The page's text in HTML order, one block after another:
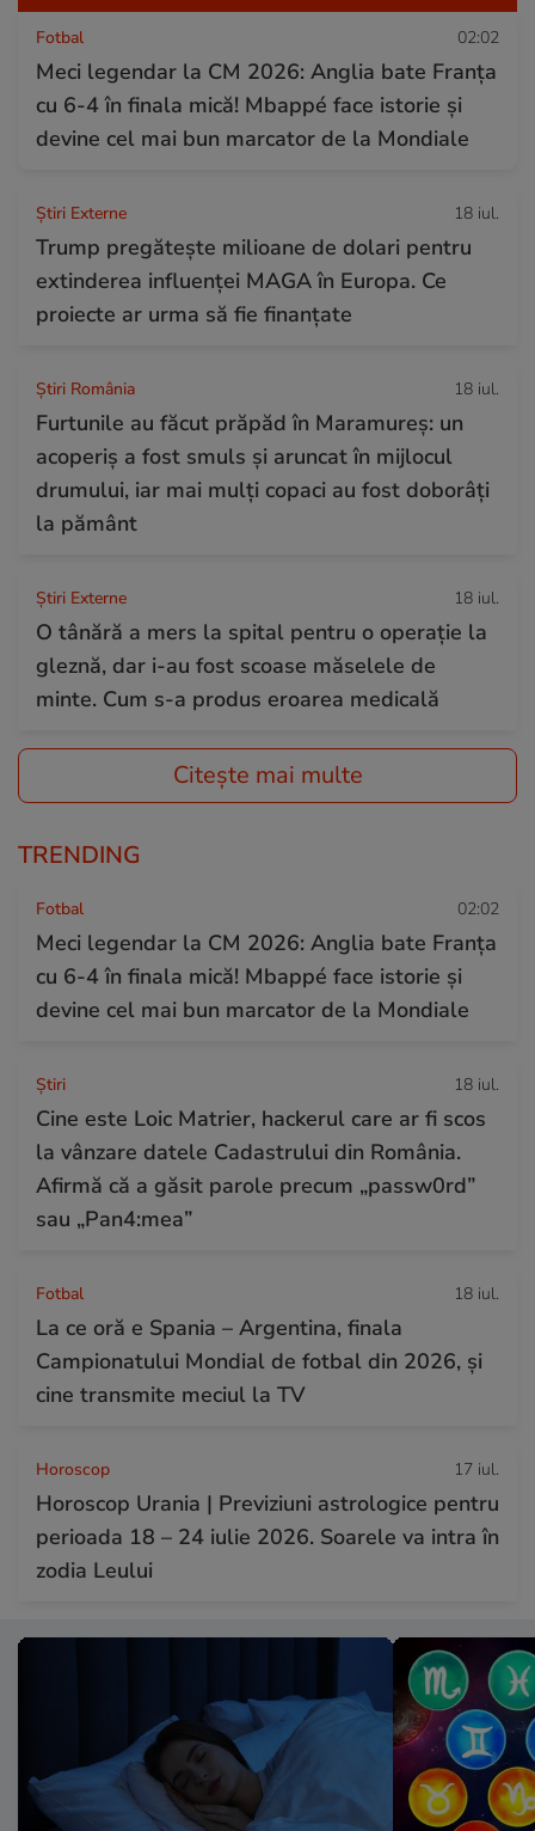
Fotbal 02:02
Meci legendar la CM 2026: Anglia bate Franța
cu 6-4 în finala mică! Mbappé face istorie și
devine cel mai bun marcator de la Mondiale
Știri Externe 18 iul.
Trump pregătește milioane de dolari pentru
extinderea influenței MAGA în Europa. Ce
proiecte ar urma să fie finanțate
Știri România 18 iul.
Furtunile au făcut prăpăd în Maramureș: un
acoperiș a fost smuls și aruncat în mijlocul
drumului, iar mai mulți copaci au fost doborâți
la pământ
Știri Externe 18 iul.
O tânără a mers la spital pentru o operație la
gleznă, dar i-au fost scoase măselele de
minte. Cum s-a produs eroarea medicală
Citește mai multe
TRENDING
Fotbal 02:02
Meci legendar la CM 2026: Anglia bate Franța
cu 6-4 în finala mică! Mbappé face istorie și
devine cel mai bun marcator de la Mondiale
Ştiri 18 iul.
Cine este Loic Matrier, hackerul care ar fi scos
la vânzare datele Cadastrului din România.
Afirmă că a găsit parole precum „passw0rd”
sau „Pan4:mea”
Fotbal 18 iul.
La ce oră e Spania – Argentina, finala
Campionatului Mondial de fotbal din 2026, și
cine transmite meciul la TV
Horoscop 17 iul.
Horoscop Urania | Previziuni astrologice pentru
perioada 18 – 24 iulie 2026. Soarele va intra în
zodia Leului